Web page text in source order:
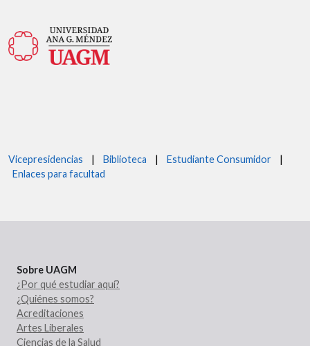
Vicepresidencias | Biblioteca | Estudiante Consumidor |
Enlaces para facultad
Sobre UAGM
¿Por qué estudiar aquí?
¿Quiénes somos?
Acreditaciones
Artes Liberales
Ciencias de la Salud